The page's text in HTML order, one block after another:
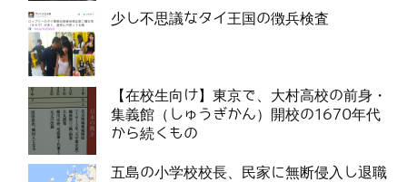
少し不思議なタイ王国の徴兵検査
【在校生向け】東京で、大村高校の前身・
集義館（しゅうぎかん）開校の1670年代
から続くもの
五島の小学校校長、民家に無断侵入し退職